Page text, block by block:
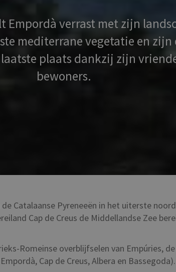
Empordà verrast met zijn
mediterrane vegetatie en
plaats dankzij zijn
bewoners.
Catalaanse Pyreneeën in het uiterste
Cap de Creus de Middellandse Zee
Romeinse overblijfselen van Empúries,
Cap de Creus, Albera en Bassegoda).